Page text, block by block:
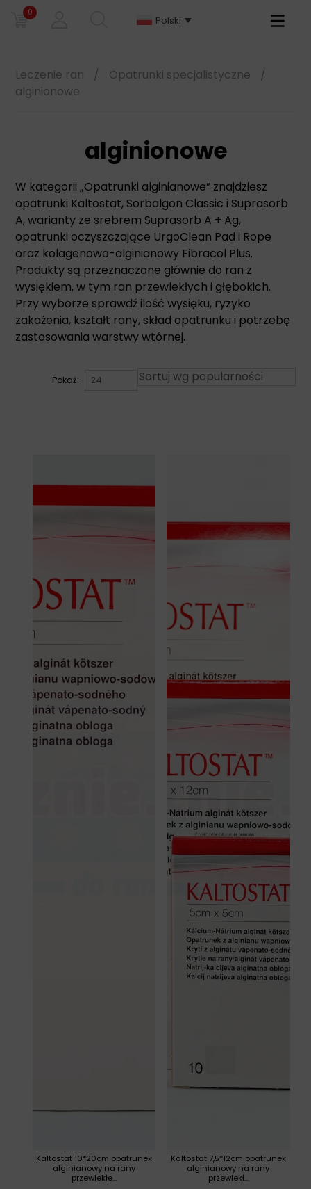
0
Polski
Primary
Leczenie ran / Opatrunki specjalistyczne
/
alginionowe
alginionowe
W kategorii „Opatrunki alginianowe” znajdziesz
opatrunki Kaltostat, Sorbalgon Classic i Suprasorb
A, warianty ze srebrem Suprasorb A + Ag,
opatrunki oczyszczające UrgoClean Pad i Rope
oraz kolagenowo-alginianowy Fibracol Plus.
Produkty są przeznaczone głównie do ran z
wysiękiem, w tym ran przewlekłych i głębokich.
Przy wyborze sprawdź ilość wysięku, ryzyko
zakażenia, kształt rany, skład opatrunku i potrzebę
zastosowania warstwy wtórnej.
Pokaż:
Kaltostat 7,5*12cm opatrunek
alginianowy na rany
przewlekł...
Kaltostat 10*20cm opatrunek
alginianowy na rany
przewlekłe...